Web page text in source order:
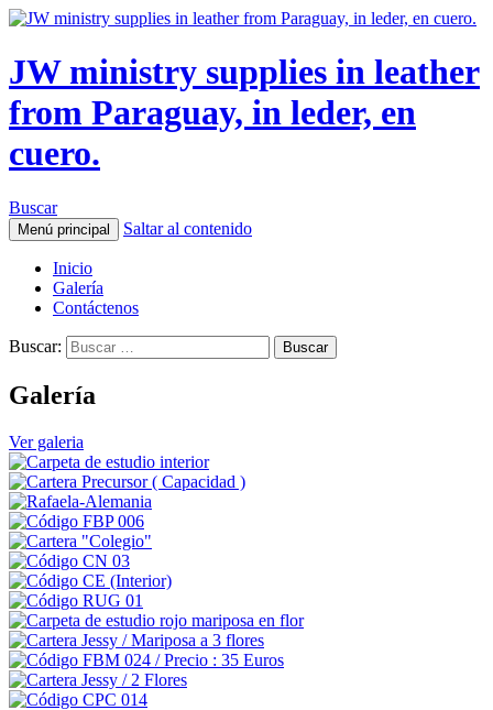
JW ministry supplies in leather
from Paraguay, in leder, en
cuero.
Buscar
Menú principal Saltar al contenido
Inicio
Galería
Contáctenos
Buscar:
Galería
Ver galeria